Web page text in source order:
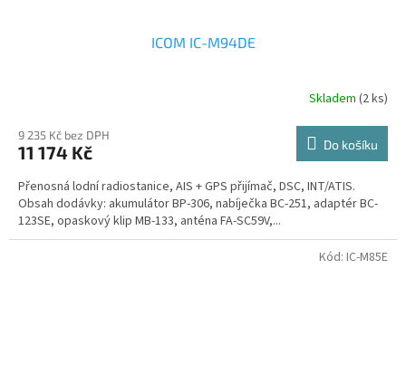
ICOM IC-M94DE
Skladem (2 ks)
9 235 Kč bez DPH
11 174 Kč Do košíku
Přenosná lodní radiostanice, AIS + GPS přijímač, DSC, INT/ATIS.
Obsah dodávky: akumulátor BP-306, nabíječka BC-251, adaptér BC-
123SE, opaskový klip MB-133, anténa FA-SC59V,...
Kód: IC-M85E